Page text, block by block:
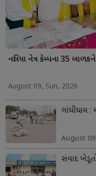
નલિયા નેત્ર કેમ્પના 35
August 09, Sun, 2026
ગાંધીધામ :
August
સંવાદ